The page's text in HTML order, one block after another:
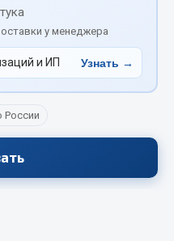
у менеджера
и ИП Узнать →
России